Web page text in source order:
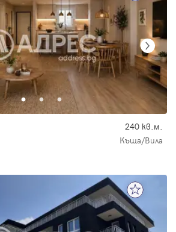
240 кв.м.
Къща/Вила